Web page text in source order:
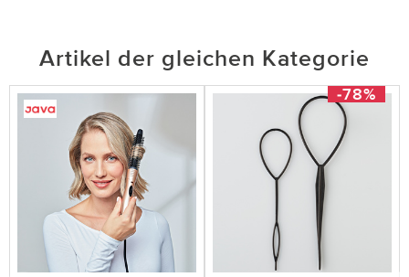
Artikel der gleichen Kategorie
-78%